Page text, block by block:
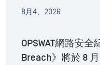
8月4、2026
OPSWAT網路安
Breach》將於 8